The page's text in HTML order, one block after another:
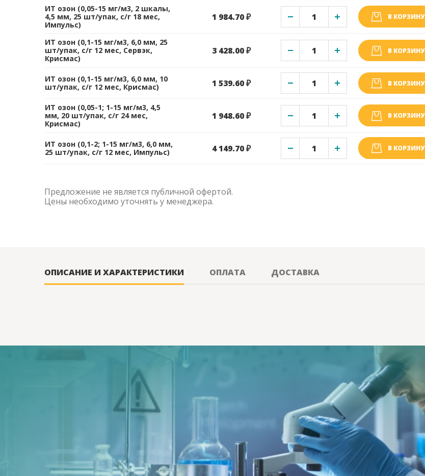
ИТ озон (0,05-15 мг/м3, 2 шкалы,
4,5 мм, 25 шт/упак, с/г 18 мес,
Импульс)
1 984.70 ₽ В КОРЗИНУ
ИТ озон (0,1-15 мг/м3, 6,0 мм, 25
шт/упак, с/г 12 мес, Сервэк,
Крисмас)
3 428.00 ₽ В КОРЗИНУ
ИТ озон (0,1-15 мг/м3, 6,0 мм, 10
шт/упак, с/г 12 мес, Крисмас)
1 539.60 ₽ В КОРЗИНУ
ИТ озон (0,05-1; 1-15 мг/м3, 4,5
мм, 20 шт/упак, с/г 24 мес,
Крисмас)
1 948.60 ₽ В КОРЗИНУ
ИТ озон (0,1-2; 1-15 мг/м3, 6,0 мм,
25 шт/упак, с/г 12 мес, Импульс)
4 149.70 ₽ В КОРЗИНУ
Предложение не является публичной офертой.
Цены необходимо уточнять у менеджера.
ОПИСАНИЕ И ХАРАКТЕРИСТИКИ ОПЛАТА ДОСТАВКА